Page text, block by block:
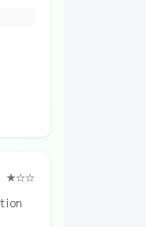
★☆☆